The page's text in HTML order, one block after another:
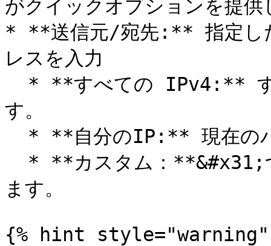
がクイックオプションを提供
* **送信元/宛先:** 指定し
レスを入力
す。
ます。
{% hint style="warning"